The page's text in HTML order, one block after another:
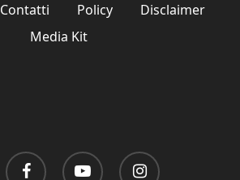
Contatti Policy
Disclaimer
Media Kit
facebook youtube instagram